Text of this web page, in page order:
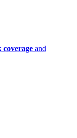
coverage and